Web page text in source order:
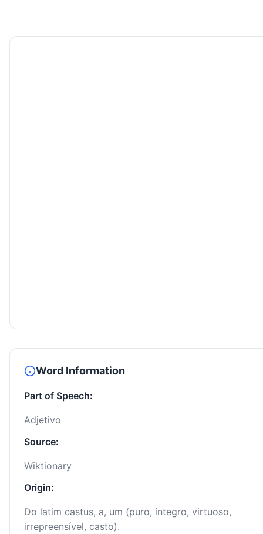
Word Information
Part of Speech:
Adjetivo
Source:
Wiktionary
Origin:
Do latim castus, a, um (puro, íntegro, virtuoso,
irrepreensível, casto).